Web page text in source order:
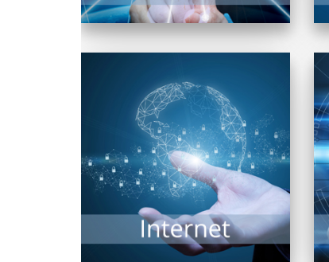
Navigateurs, moteurs de
recherche, matériel de
connexion… Internet est un
vaste univers ou matériels et
logiciels...
EN SAVOIR PLUS